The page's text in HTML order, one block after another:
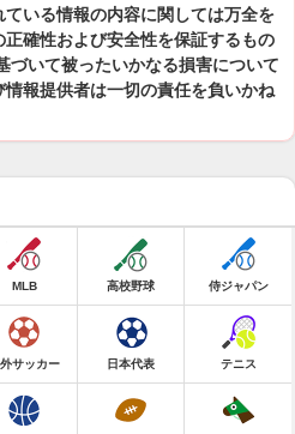
いる情報の内容に関しては万全を
確性および安全性を保証するもの
づいて被ったいかなる損害について
報提供者は一切の責任を負いかね
MLB 高校野球 侍ジャパン
サッカー 日本代表 テニス